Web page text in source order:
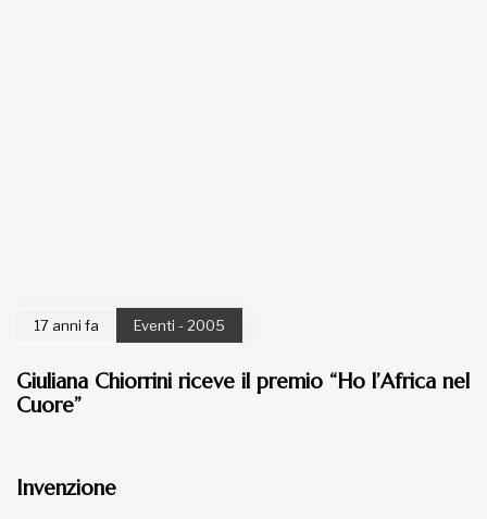
17 anni fa Eventi - 2005
Giuliana Chiorrini riceve il premio “Ho l’Africa nel
Cuore”
Invenzione